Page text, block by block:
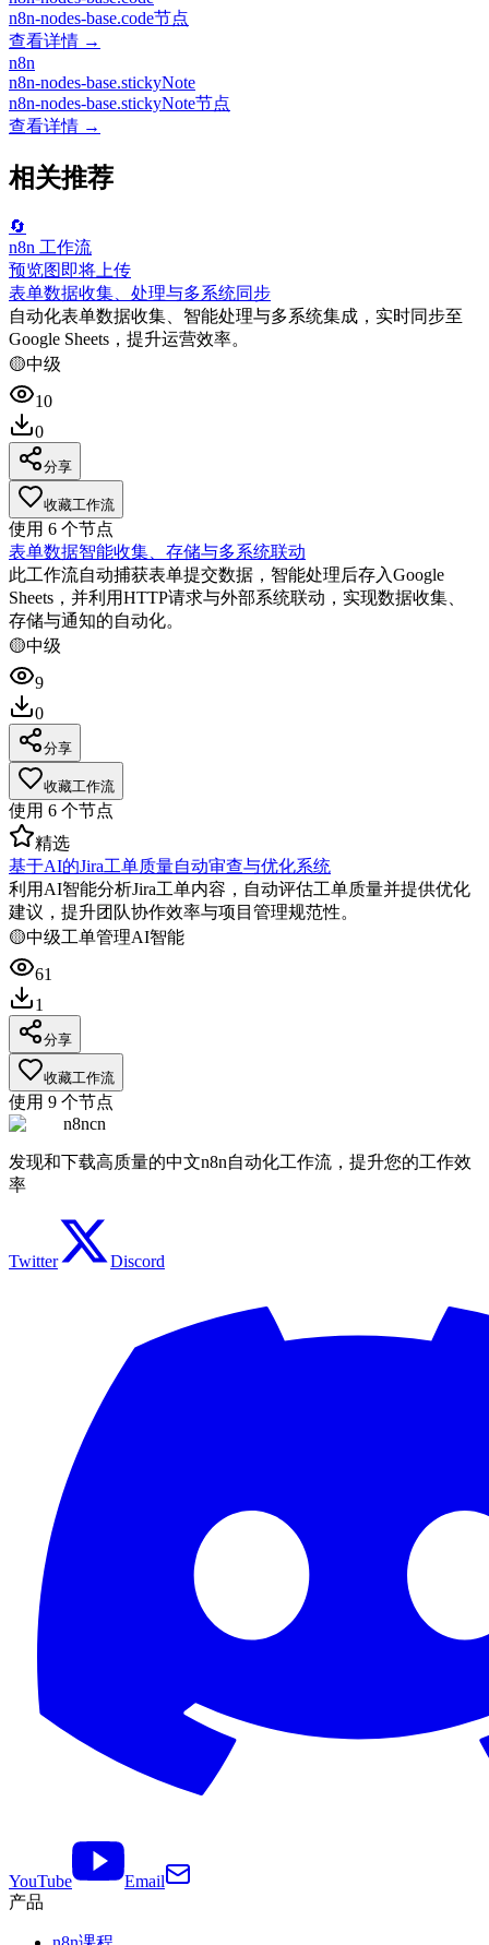
n8n-nodes-base.code节点
查看详情 →
n8n
n8n-nodes-base.stickyNote
n8n-nodes-base.stickyNote节点
查看详情 →
相关推荐
🔄
n8n 工作流
预览图即将上传
表单数据收集、处理与多系统同步
自动化表单数据收集、智能处理与多系统集成，实时同步至
Google Sheets，提升运营效率。
🟡中级
10
0
分享
收藏工作流
使用 6 个节点
表单数据智能收集、存储与多系统联动
此工作流自动捕获表单提交数据，智能处理后存入Google
Sheets，并利用HTTP请求与外部系统联动，实现数据收集、
存储与通知的自动化。
🟡中级
9
0
分享
收藏工作流
使用 6 个节点
精选
基于AI的Jira工单质量自动审查与优化系统
利用AI智能分析Jira工单内容，自动评估工单质量并提供优化
建议，提升团队协作效率与项目管理规范性。
🟡中级工单管理AI智能
61
1
分享
收藏工作流
使用 9 个节点
n8ncn
发现和下载高质量的中文n8n自动化工作流，提升您的工作效
率
Twitter Discord
YouTube
Email
产品